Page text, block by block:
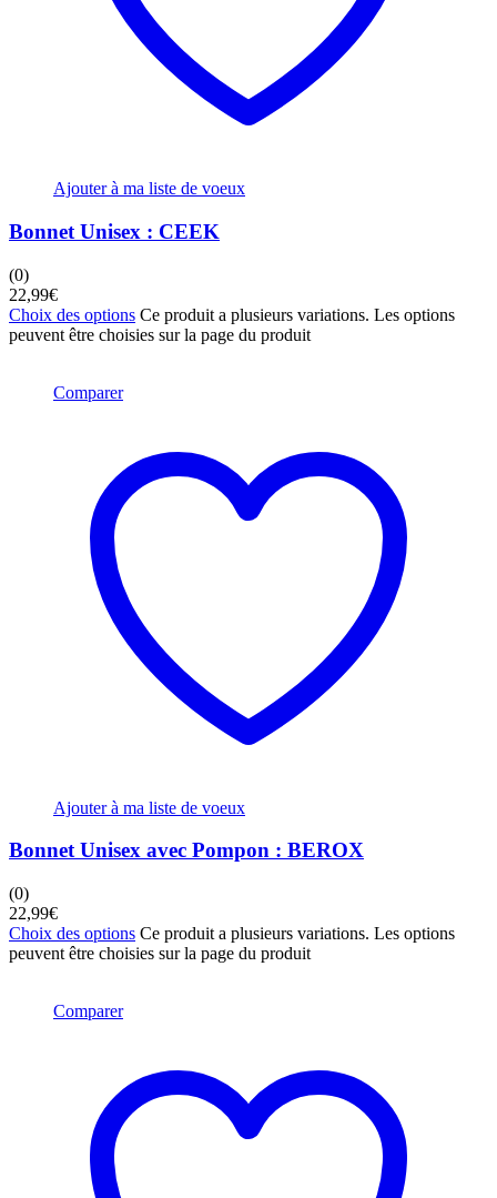
Ajouter à ma liste de voeux
Bonnet Unisex : CEEK
(0)
22,99€
Choix des options Ce produit a plusieurs variations. Les options
peuvent être choisies sur la page du produit
Comparer
Ajouter à ma liste de voeux
Bonnet Unisex avec Pompon : BEROX
(0)
22,99€
Choix des options Ce produit a plusieurs variations. Les options
peuvent être choisies sur la page du produit
Comparer